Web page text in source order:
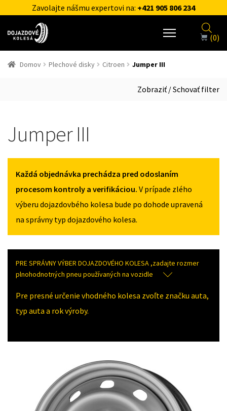
Zavolajte nášmu expertovi na: +421 905 806 234
(0)
Domov Plechové disky Citroen Jumper III
Zobraziť / Schovať filter
Jumper III
Každá objednávka prechádza pred odoslaním
procesom kontroly a verifikáciou. V prípade zlého
výberu dojazdovbého kolesa bude po dohode upravená
na správny typ dojazdového kolesa.
PRE SPRÁVNY VÝBER DOJAZDOVÉHO KOLESA ,zadajte rozmer
plnohodnotných pneu používaných na vozidle
Pre presné určenie vhodného kolesa zvoľte značku auta,
typ auta a rok výroby.